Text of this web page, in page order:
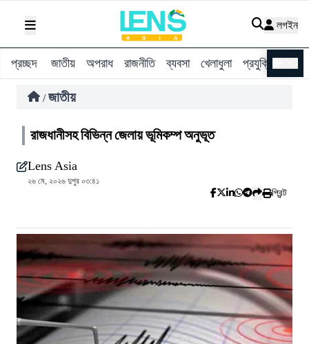
লগইন
প্রচ্ছদ জাতীয় অপরাধ রাজনীতি ব্যবসা খেলাধুলা প্রযুক্তি
/ জাতীয়
রাজধানীসহ বিভিন্ন জেলায় ভূমিকম্প অনুভূত
Lens Asia
২৬ মে, ২০২৬ দুপুর ০৩:৪১
প্রিন্ট